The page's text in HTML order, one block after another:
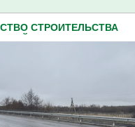
СТРОИТЕЛЬСТВА